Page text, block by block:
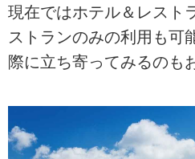
現在ではホテル＆レスト
ストランのみの利用も可
際に立ち寄ってみるのも